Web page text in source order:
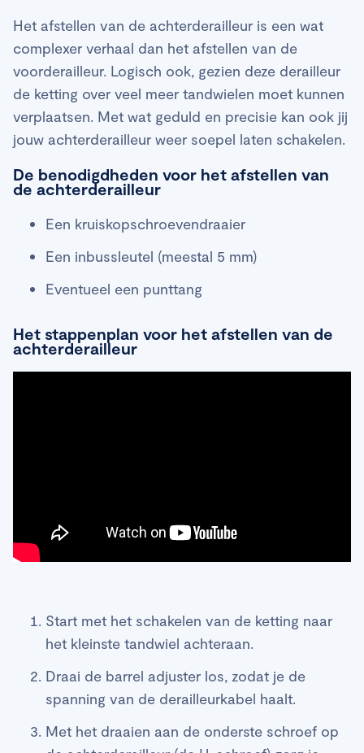
Het afstellen van de achterderailleur is een wat
complexer verhaal dan het afstellen van de
voorderailleur. Logisch ook, gezien deze derailleur
de ketting over veel meer tandwielen moet kunnen
verplaatsen. Met wat geduld en precisie kan ook jij
jouw achterderailleur weer soepel laten schakelen.
De benodigdheden voor het afstellen van
de achterderailleur
Een kruiskopschroevendraaier
Een inbussleutel (meestal 5 mm)
Eventueel een punttang
Het stappenplan voor het afstellen van de
achterderailleur
Start met het schakelen van de ketting naar
het kleinste tandwiel achteraan.
Draai de barrel adjuster los, zodat je de
spanning van de derailleurkabel haalt.
Met het draaien aan de onderste schroef op